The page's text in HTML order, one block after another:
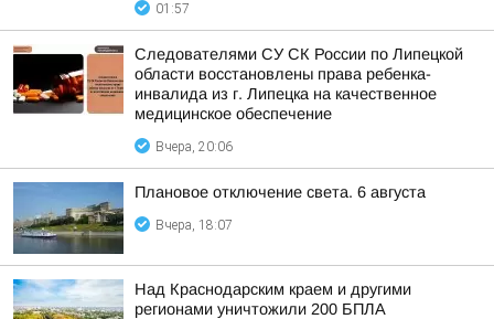
01:57
Следователями СУ СК России по Липецкой
области восстановлены права ребенка-
инвалида из г. Липецка на качественное
медицинское обеспечение
Вчера, 20:06
Плановое отключение света. 6 августа
Вчера, 18:07
Над Краснодарским краем и другими
регионами уничтожили 200 БПЛА